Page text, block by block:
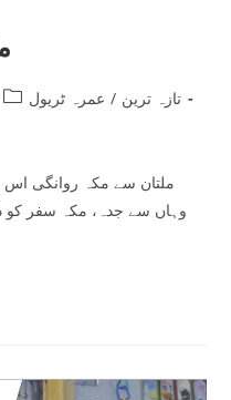
Post
تازہ ترین / عمرہ ٹریول
ملتان سے مکہ روانگی اس
وہاں سے جدہ، مکہ سفر کو